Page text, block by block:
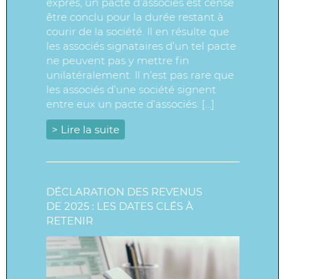
être conclu pour la durée restant à
courir de la société. Il en résulte que
les associés signataires d’un tel pacte
ne peuvent pas y mettre fin
unilatéralement. Il n’est pas rare que
les associés d’une société signent
entre eux un pacte d’associés. […]
> Lire la suite
DÉCLARATION DES REVENUS
DE 2025 : LES DATES CLÉS À
RETENIR